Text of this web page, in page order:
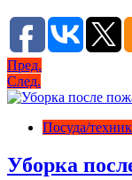
Навигация
по
записям
Пред.
След.
Посуда/
Уборка